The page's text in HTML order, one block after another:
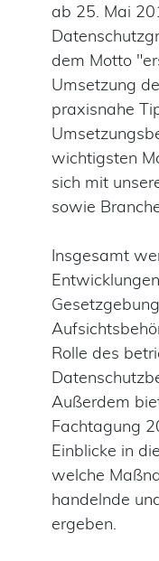
ab 25. Mai
dem Motto
Umsetzung
praxisnahe
wichtigsten
sich mit
sowie
Insgesamt
Rolle des
Außerdem
Fachtagung
Einblicke in
welche
handelnde
ergeben.